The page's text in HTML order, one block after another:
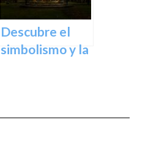
escapada
Descubre el
simbolismo y la
Vizcaya